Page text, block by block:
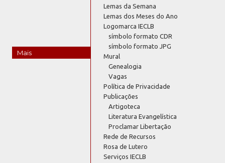
Mais
Lemas da Semana
Lemas dos Meses do Ano
Logomarca IECLB
símbolo formato CDR
símbolo formato JPG
Mural
Genealogia
Vagas
Política de Privacidade
Publicações
Artigoteca
Literatura Evangelística
Proclamar Libertação
Rede de Recursos
Rosa de Lutero
Serviços IECLB